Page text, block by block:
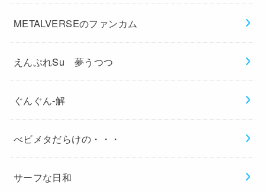
METALVERSEのファンカム
えんぷれSu 夢うつつ
ぐんぐん-解
べビメタだらけの・・・
サーフな日和